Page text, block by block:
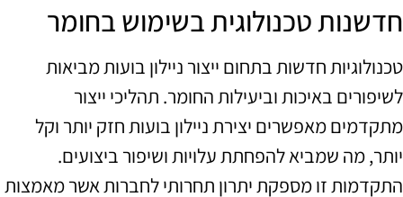
חדשנות טכנולוגית בשימוש בחומר
טכנולוגיות חדשות בתחום ייצור ניילון בועות מביאות
לשיפורים באיכות וביעילות החומר. תהליכי ייצור
מתקדמים מאפשרים יצירת ניילון בועות חזק יותר וקל
יותר, מה שמביא להפחתת עלויות ושיפור ביצועים.
התקדמות זו מספקת יתרון תחרותי לחברות אשר מאמצות